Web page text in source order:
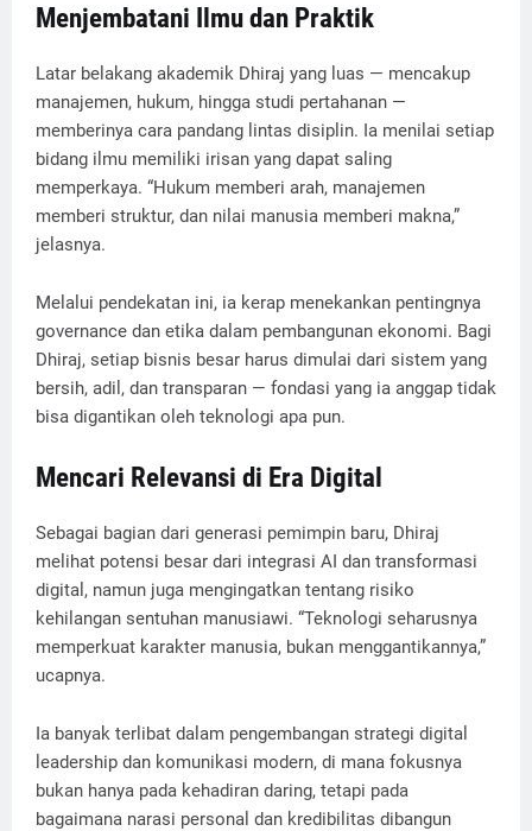
Menjembatani Ilmu dan Praktik
Latar belakang akademik Dhiraj yang luas — mencakup
manajemen, hukum, hingga studi pertahanan —
memberinya cara pandang lintas disiplin. Ia menilai setiap
bidang ilmu memiliki irisan yang dapat saling
memperkaya. “Hukum memberi arah, manajemen
memberi struktur, dan nilai manusia memberi makna,”
jelasnya.
Melalui pendekatan ini, ia kerap menekankan pentingnya
governance dan etika dalam pembangunan ekonomi. Bagi
Dhiraj, setiap bisnis besar harus dimulai dari sistem yang
bersih, adil, dan transparan — fondasi yang ia anggap tidak
bisa digantikan oleh teknologi apa pun.
Mencari Relevansi di Era Digital
Sebagai bagian dari generasi pemimpin baru, Dhiraj
melihat potensi besar dari integrasi AI dan transformasi
digital, namun juga mengingatkan tentang risiko
kehilangan sentuhan manusiawi. “Teknologi seharusnya
memperkuat karakter manusia, bukan menggantikannya,”
ucapnya.
Ia banyak terlibat dalam pengembangan strategi digital
leadership dan komunikasi modern, di mana fokusnya
bukan hanya pada kehadiran daring, tetapi pada
bagaimana narasi personal dan kredibilitas dibangun